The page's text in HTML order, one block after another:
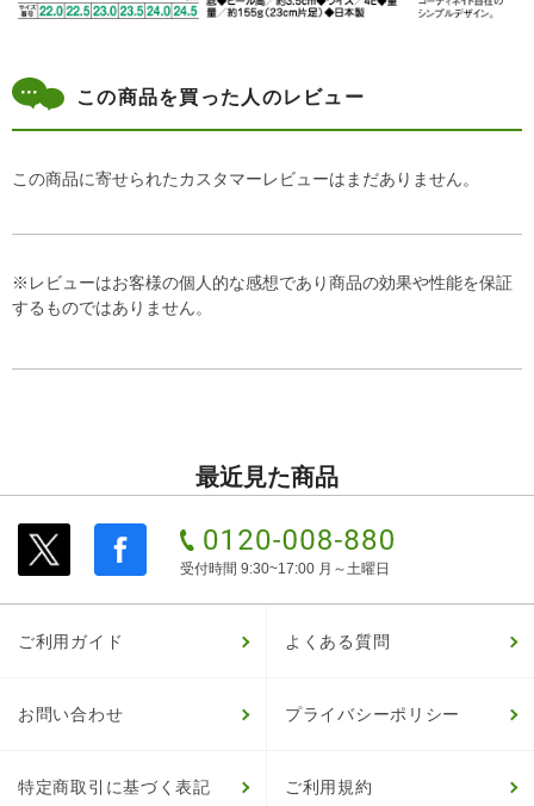
この商品を買った人のレビュー
この商品に寄せられたカスタマーレビューはまだありません。
※レビューはお客様の個人的な感想であり商品の効果や性能を保証
するものではありません。
最近見た商品
受付時間 9:30~17:00 月～土曜日
ご利用ガイド よくある質問
お問い合わせ プライバシーポリシー
特定商取引に基づく表記 ご利用規約